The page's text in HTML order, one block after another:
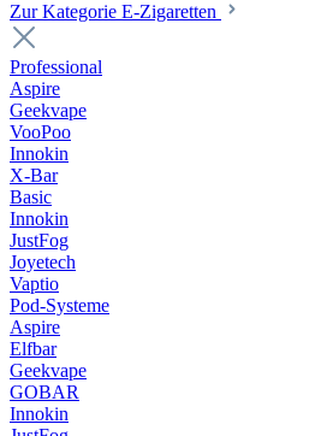
Zur Kategorie E-Zigaretten
Professional
Aspire
Geekvape
VooPoo
Innokin
X-Bar
Basic
Innokin
JustFog
Joyetech
Vaptio
Pod-Systeme
Aspire
Elfbar
Geekvape
GOBAR
Innokin